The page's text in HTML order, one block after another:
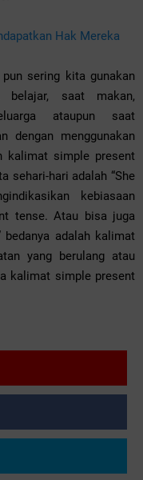
Hak Mereka
sering kita gunakan
belajar, saat makan,
ataupun saat
dengan menggunakan
kalimat simple present
sehari-hari adalah “She
kebiasaan
tense. Atau bisa juga
bedanya adalah kalimat
yang berulang atau
kalimat simple present